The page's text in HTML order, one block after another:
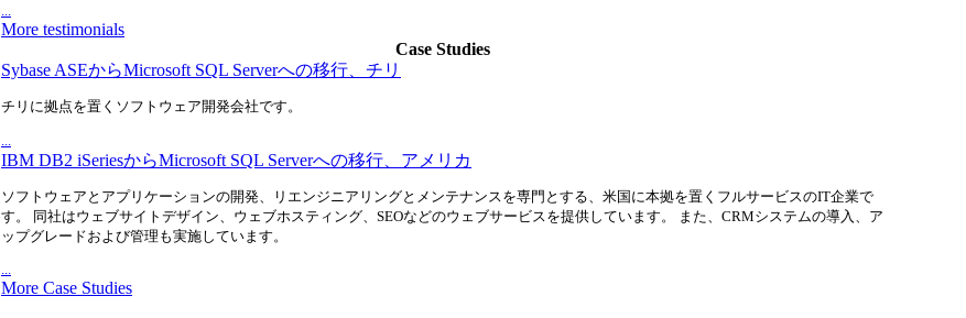
More testimonials
Case Studies
Sybase ASEからMicrosoft SQL Serverへの移行、チリ
チリに拠点を置くソフトウェア開発会社です。
IBM DB2 iSeriesからMicrosoft SQL Serverへの移行、アメリカ
ソフトウェアとアプリケーションの開発、リエンジニアリングとメンテナンスを専門とする、米国に本拠を置くフルサービスのIT企業で
す。 同社はウェブサイトデザイン、ウェブホスティング、SEOなどのウェブサービスを提供しています。 また、CRMシステムの導入、ア
ップグレードおよび管理も実施しています。
...
More Case Studies